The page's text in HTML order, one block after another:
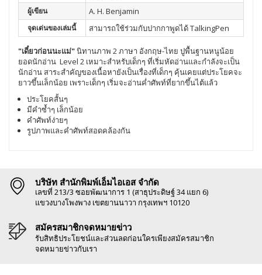
ผู้เขียน A. H. Benjamin
จุดเด่นของเล่มนี้ สามารถใช้ร่วมกับปากกาพูดได้ TalkingPen
"เดี๋ยวก่อนนะแม่"นิทานภาพ 2 ภาษา อังกฤษ-ไทย ปูพื้นฐานหนูน้อย
ยอดนักอ่าน Level 2 เหมาะสำหรับเด็กๆ ที่เริ่มหัดอ่านและกำลังจะเป็น
นักอ่าน สาระสำคัญของเนื้อหายังเป็นเรื่องที่เด็กๆ คุ้นเคยแต่ประโยคจะ
ยาวขึ้นเล็กน้อย เพราะเด็กๆ เริ่มจะอ่านค่ำศัพท์ที่ยากขึ้นไต้แล้ว
ประโยคสั้นๆ
มีคำซ้ำๆ เล็กน้อย
คำศัพท์ง่ายๆ
รูปภาพและคำศัพท์สอดคล้องกัน
บริษัท สำนักพิมพ์เอ็มไอเอส จำกัด
เลขที่ 213/3 ซอยพัฒนาการ 1 (สาธุประดิษฐ์ 34 แยก 6)
แขวงบางโพงพาง เขตยานนาวา กรุงเทพฯ 10120
สมัครสมาชิกจดหมายข่าว
รับสิทธิประโยชน์และส่วนลดก่อนใครเพียงสมัครสมาชิก
จดหมายข่าวกับเรา